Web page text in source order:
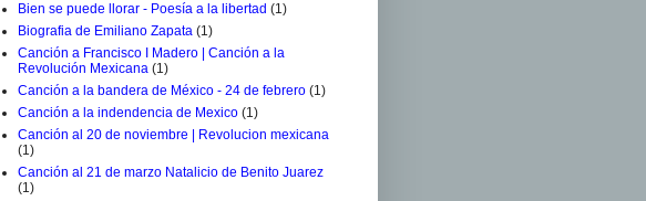
Bien se puede llorar - Poesía a la libertad (1)
Biografia de Emiliano Zapata (1)
Canción a Francisco I Madero | Canción a la
Revolución Mexicana (1)
Canción a la bandera de México - 24 de febrero (1)
Canción a la indendencia de Mexico (1)
Canción al 20 de noviembre | Revolucion mexicana
(1)
Canción al 21 de marzo Natalicio de Benito Juarez
(1)